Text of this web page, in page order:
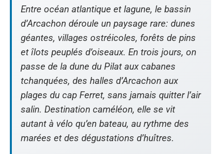
Entre océan atlantique et lagune, le bassin
d’Arcachon déroule un paysage rare: dunes
géantes, villages ostréicoles, forêts de pins
et îlots peuplés d’oiseaux. En trois jours, on
passe de la dune du Pilat aux cabanes
tchanquées, des halles d’Arcachon aux
plages du cap Ferret, sans jamais quitter l’air
salin. Destination caméléon, elle se vit
autant à vélo qu’en bateau, au rythme des
marées et des dégustations d’huîtres.